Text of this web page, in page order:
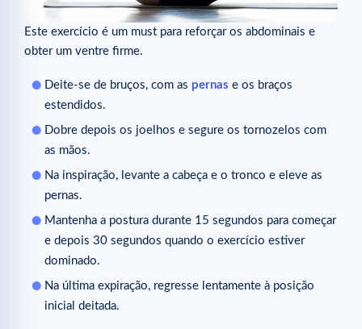
Este exercício é um must para reforçar os abdominais e
obter um ventre firme.
Deite-se de bruços, com as pernas e os braços
estendidos.
Dobre depois os joelhos e segure os tornozelos com
as mãos.
Na inspiração, levante a cabeça e o tronco e eleve as
pernas.
Mantenha a postura durante 15 segundos para começar
e depois 30 segundos quando o exercício estiver
dominado.
Na última expiração, regresse lentamente à posição
inicial deitada.